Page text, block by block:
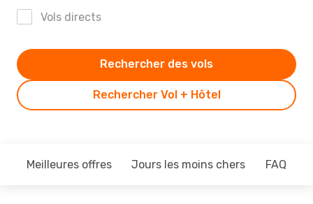
Vols directs
Rechercher Vol + Hôtel
Rechercher des vols
Meilleures offres Jours les moins chers FAQ